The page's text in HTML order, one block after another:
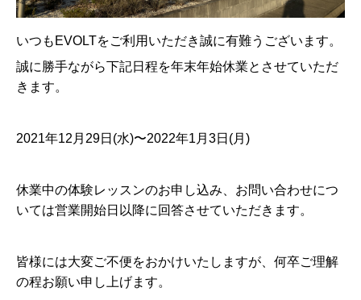
いつも EVOLTをご利用いただき誠に有難うございます。
誠に勝手ながら下記日程を年末年始休業とさせていただ
きます。
2021年12 月 29日 (水)〜2022年1 月 3日 (月 )
休業中の体験レッスンのお申し込み、お問い合わせにつ
いては営業開始日以降に回答させていただきます。
皆様には大変ご不便をおかけいたしますが、何卒ご理解
の程お願い申し上げます。